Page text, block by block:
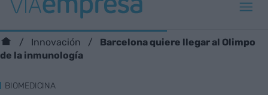
Innovación
Barcelona quiere llegar al Olimpo
de la inmunología
BIOMEDICINA